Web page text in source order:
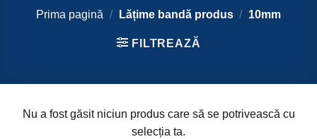
Prima pagină / Lățime bandă produs / 10mm
FILTREAZĂ
Nu a fost găsit niciun produs care să se potrivească cu
selecția ta.